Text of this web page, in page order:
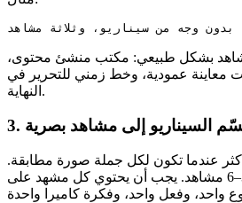
مشاهد بشكل طبيعي: مكتب منشئ محتوى،
معاينة عمودية، وخط زمني للتحرير في
النهاية.
قسّم السيناريو إلى مشاهد بصرية
عندما تكون لكل جملة صورة مطابقة.
قسّم السيناريو إلى 3–6 مشاهد. يجب أن يحتوي كل مشهد على